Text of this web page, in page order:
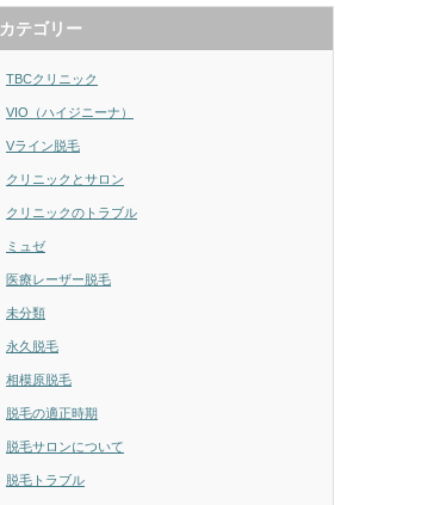
カテゴリー
TBCクリニック
VIO（ハイジニーナ）
Vライン脱毛
クリニックとサロン
クリニックのトラブル
ミュゼ
医療レーザー脱毛
未分類
永久脱毛
相模原脱毛
脱毛の適正時期
脱毛サロンについて
脱毛トラブル